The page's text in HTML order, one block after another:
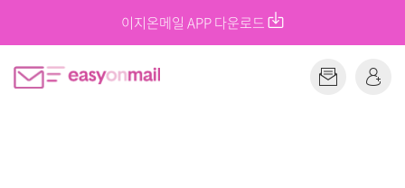
이지온메일 APP 다운로드